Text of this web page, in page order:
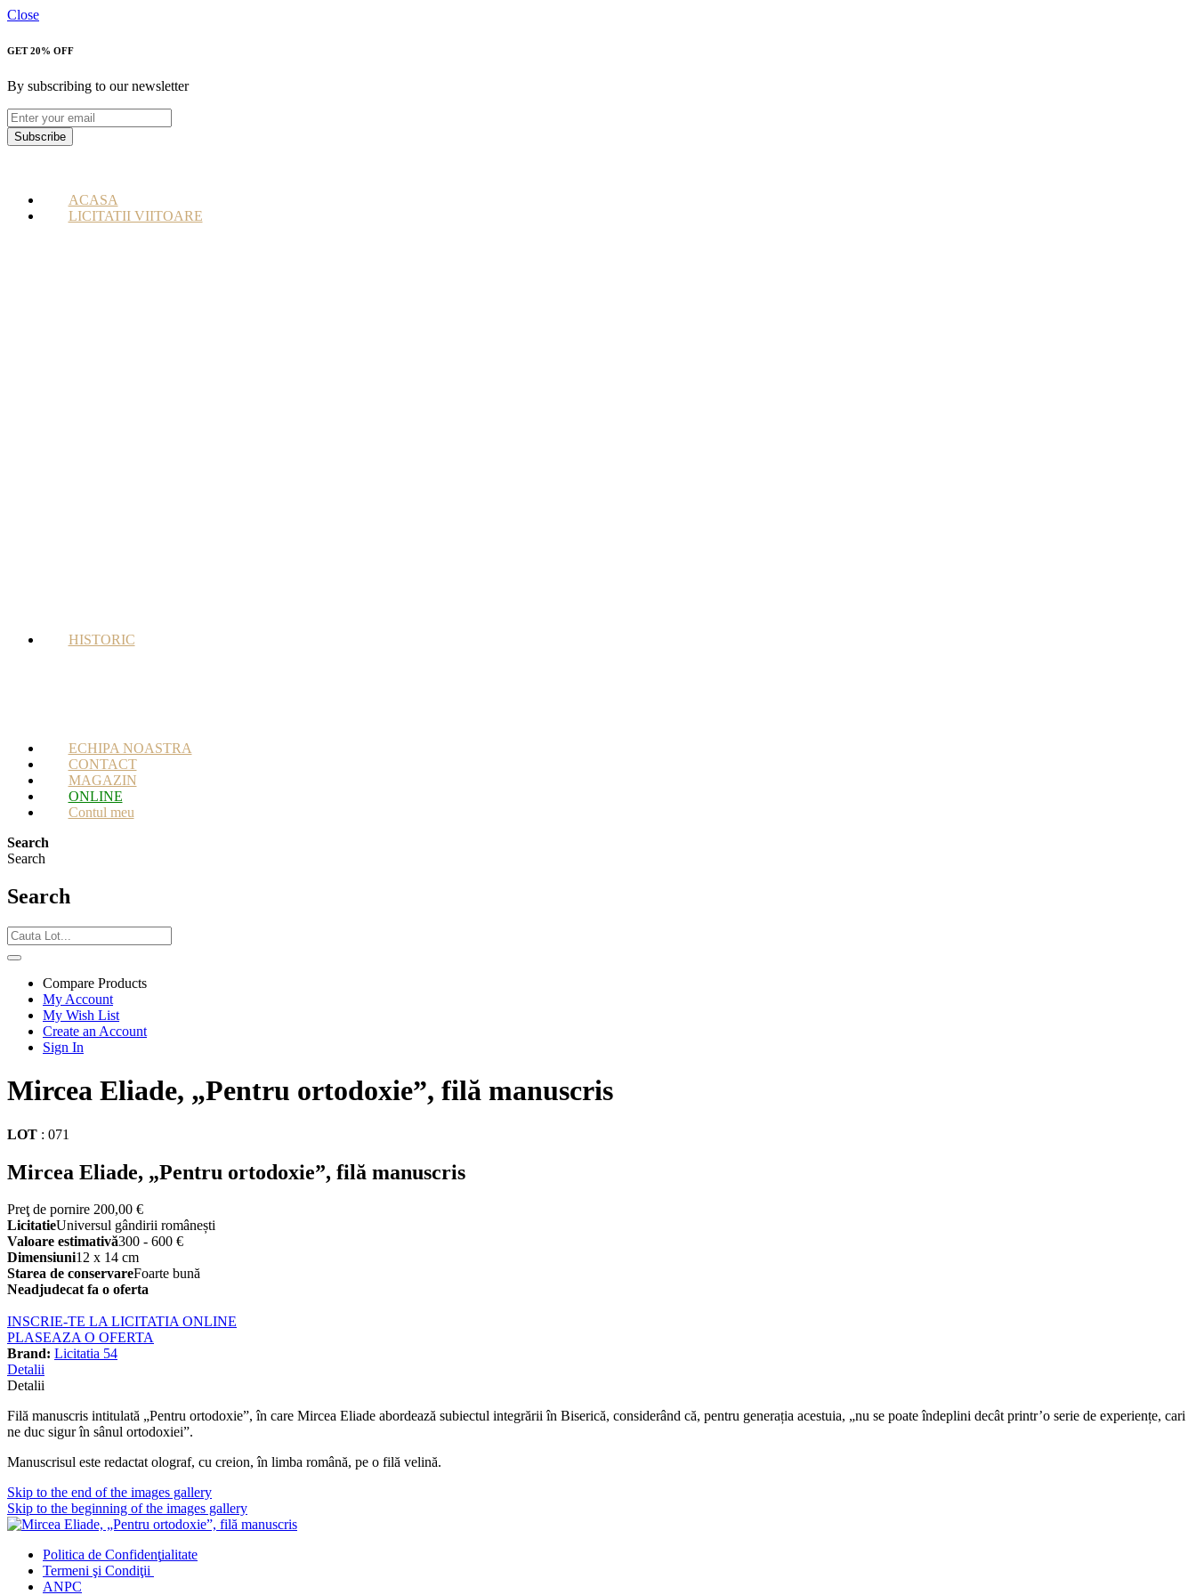
Close
GET 20% OFF
By subscribing to our newsletter
Subscribe
ACASA
LICITATII VIITOARE
HISTORIC
ECHIPA NOASTRA
CONTACT
MAGAZIN
ONLINE
Contul meu
Search
Search
Search
Compare Products
My Account
My Wish List
Create an Account
Sign In
Mircea Eliade, „Pentru ortodoxie”, filă manuscris
LOT : 071
Mircea Eliade, „Pentru ortodoxie”, filă manuscris
Preţ de pornire 200,00 €
LicitatieUniversul gândirii românești
Valoare estimativă300 - 600 €
Dimensiuni12 x 14 cm
Starea de conservareFoarte bună
Neadjudecat fa o oferta
INSCRIE-TE LA LICITATIA ONLINE
PLASEAZA O OFERTA
Brand: Licitatia 54
Detalii
Detalii
Filă manuscris intitulată „Pentru ortodoxie”, în care Mircea Eliade abordează subiectul integrării în Biserică, considerând că, pentru generația acestuia, „nu se poate îndeplini decât printr’o serie de experiențe, cari
ne duc sigur în sânul ortodoxiei”.
Manuscrisul este redactat olograf, cu creion, în limba română, pe o filă velină.
Skip to the end of the images gallery
Skip to the beginning of the images gallery
Politica de Confidenţialitate
Termeni şi Condiţii
ANPC